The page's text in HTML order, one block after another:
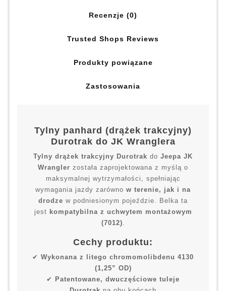
Recenzje (0)
Trusted Shops Reviews
Produkty powiązane
Zastosowania
Tylny panhard (drążek trakcyjny)
Durotrak do JK Wranglera
Tylny drążek trakcyjny Durotrak do Jeepa JK
Wrangler została zaprojektowana z myślą o
maksymalnej wytrzymałości, spełniając
wymagania jazdy zarówno w terenie, jak i na
drodze w podniesionym pojeździe. Belka ta
jest kompatybilna z uchwytem montażowym
(7012)
Cechy produktu:
✔ Wykonana z litego chromomolibdenu 4130
(1,25” OD)
✔ Patentowane, dwuczęściowe tuleje